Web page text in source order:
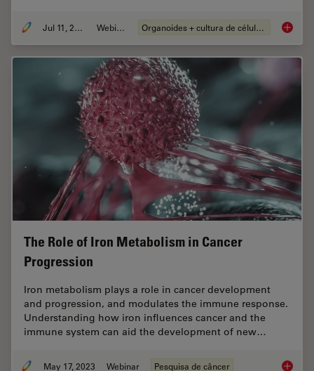
Jul 11, 2023 Webinar Organoides + cultura de células 3D
The Role of Iron Metabolism in Cancer
Progression
Iron metabolism plays a role in cancer development
and progression, and modulates the immune response.
Understanding how iron influences cancer and the
immune system can aid the development of new…
May 17, 2023 Webinar Pesquisa de câncer The